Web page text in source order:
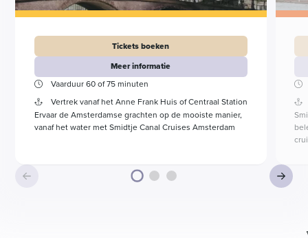
Tickets boeken
Meer informatie
Vaarduur 60 of 75 minuten
Vertrek vanaf het Anne Frank Huis of Centraal Station
Ervaar de Amsterdamse grachten op de mooiste manier,
vanaf het water met Smidtje Canal Cruises Amsterdam